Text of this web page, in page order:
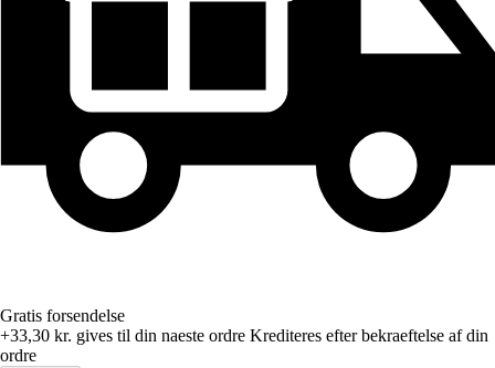
Gratis forsendelse
+33,30 kr. gives til din naeste ordre Krediteres efter bekraeftelse af din
ordre